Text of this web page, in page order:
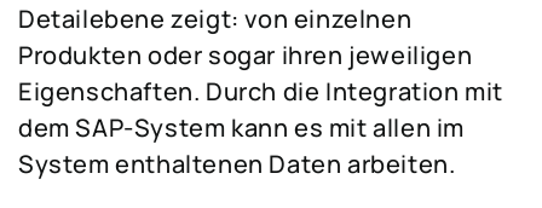
Detailebene zeigt: von einzelnen
Produkten oder sogar ihren jeweiligen
Eigenschaften. Durch die Integration mit
dem SAP-System kann es mit allen im
System enthaltenen Daten arbeiten.